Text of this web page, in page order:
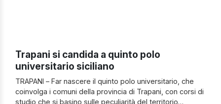
Trapani si candida a quinto polo
universitario siciliano
TRAPANI – Far nascere il quinto polo universitario, che
coinvolga i comuni della provincia di Trapani, con corsi di
studio che si basino sulle peculiarità del territorio